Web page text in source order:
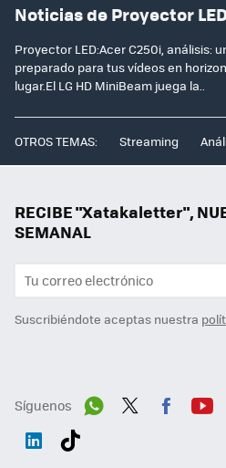
Noticias de Proyector
Proyector LED:Acer C250i, análisis:
preparado para tus vídeos en
lugar.El LG HD MiniBeam juega la..
OTROS TEMAS: Streaming
RECIBE "Xatakaletter",
SEMANAL
Suscribiéndote aceptas nuestra
Síguenos